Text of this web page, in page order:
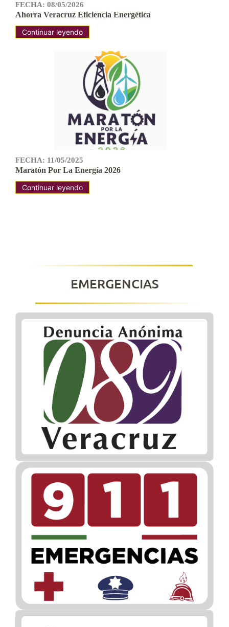
FECHA: 08/05/2026
Ahorra Veracruz Eficiencia Energética
Continuar leyendo
FECHA: 11/05/2025
Maratón Por La Energía 2026
Continuar leyendo
EMERGENCIAS